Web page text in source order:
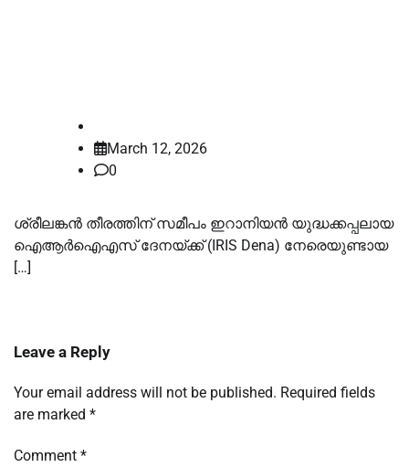
March 12, 2026
0
ശ്രീലങ്കൻ തീരത്തിന് സമീപം ഇറാനിയൻ യുദ്ധക്കപ്പലായ
ഐആർഐഎസ് ദേനയ്ക്ക് (IRIS Dena) നേരെയുണ്ടായ
[…]
Leave a Reply
Your email address will not be published. Required fields
are marked *
Comment *